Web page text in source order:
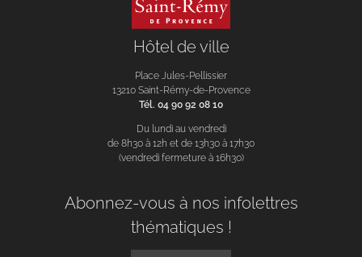
Hôtel de ville
Place Jules-Pellissier
13210 Saint-Rémy-de-Provence
Tél. 04 90 92 08 10
Du lundi au vendredi
de 8h30 à 12h et de 13h30 à 17h30
(vendredi fermeture à 16h30)
Abonnez-vous à nos infolettres
thématiques !